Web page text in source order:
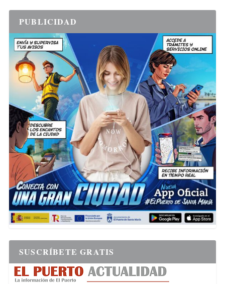
PUBLICIDAD
SUSCRÍBETE GRATIS